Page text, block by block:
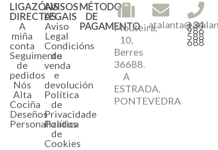
LIGAZÓNS
DIRECTAS
A
miña
conta
Seguimento
de
pedidos
Nós
Alta
Cociña
Deseños
Personalizados
AVISOS
LEGAIS
Aviso
Legal
Condicións
de
venda
e
devolución
Política
de
Privacidade
Política
de
Cookies
MÉTODOS
DE
PAGAMENTO
Mouteira,
10,
Berres
36688.
A
ESTRADA,
PONTEVEDRA
+34
986
588
688